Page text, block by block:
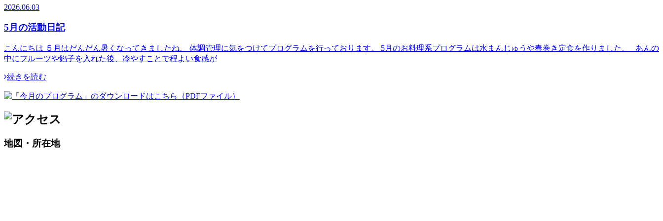
2026.06.03
5月の活動日記
こんにちは ５月はだんだん暑くなってきましたね。 体調管理に気をつけてプログラムを行っております。 5月のお料理系プログラムは水まんじゅうや春巻き定食を作りました。 あんの
中にフルーツや餡子を入れた後、冷やすことで程よい食感が
続きを読む
地図・所在地